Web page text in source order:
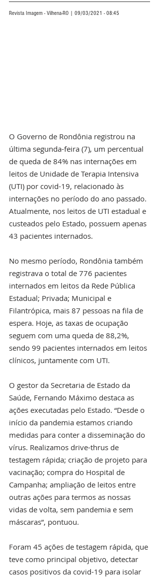
Revista Imagem - Vilhena-RO | 09/03/2021 - 08:45
O Governo de Rondônia registrou na
última segunda-feira (7), um percentual
de queda de 84% nas internações em
leitos de Unidade de Terapia Intensiva
(UTI) por covid-19, relacionado às
internações no período do ano passado.
Atualmente, nos leitos de UTI estadual e
custeados pelo Estado, possuem apenas
43 pacientes internados.
No mesmo período, Rondônia também
registrava o total de 776 pacientes
internados em leitos da Rede Pública
Estadual; Privada; Municipal e
Filantrópica, mais 87 pessoas na fila de
espera. Hoje, as taxas de ocupação
seguem com uma queda de 88,2%,
sendo 99 pacientes internados em leitos
clínicos, juntamente com UTI.
O gestor da Secretaria de Estado da
Saúde, Fernando Máximo destaca as
ações executadas pelo Estado. “Desde o
início da pandemia estamos criando
medidas para conter a disseminação do
vírus. Realizamos drive-thrus de
testagem rápida; criação de projeto para
vacinação; compra do Hospital de
Campanha; ampliação de leitos entre
outras ações para termos as nossas
vidas de volta, sem pandemia e sem
máscaras”, pontuou.
Foram 45 ações de testagem rápida, que
teve como principal objetivo, detectar
casos positivos da covid-19 para isolar